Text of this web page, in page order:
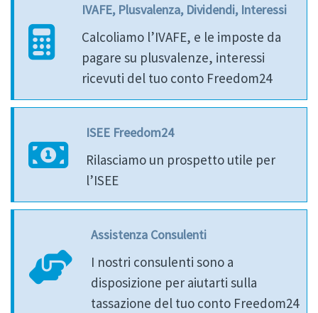
IVAFE, Plusvalenza, Dividendi, Interessi
Calcoliamo l’IVAFE, e le imposte da
pagare su plusvalenze, interessi
ricevuti del tuo conto Freedom24
ISEE Freedom24
Rilasciamo un prospetto utile per
l’ISEE
Assistenza Consulenti
I nostri consulenti sono a
disposizione per aiutarti sulla
tassazione del tuo conto Freedom24